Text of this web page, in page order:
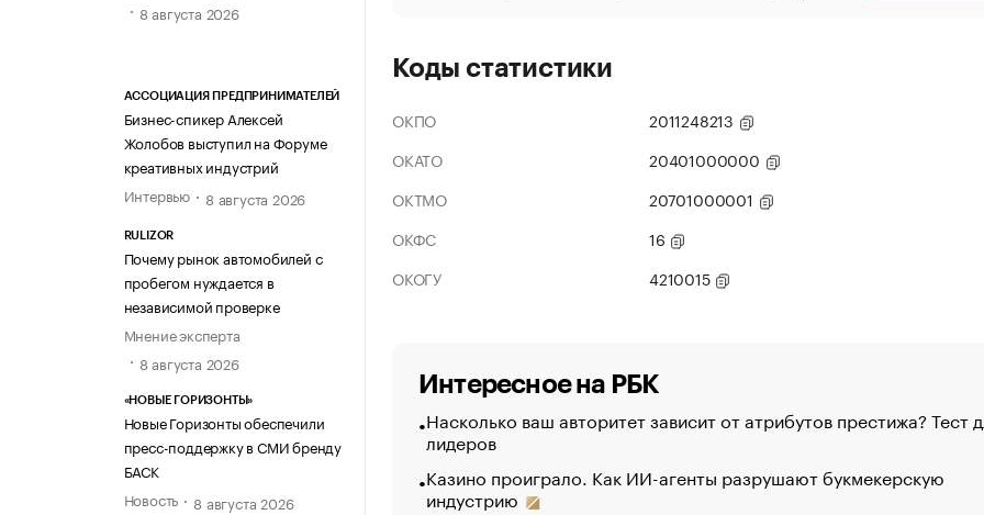
8 августа 2026
АССОЦИАЦИЯ ПРЕДПРИНИМАТЕЛЕЙ
Бизнес-спикер Алексей
Жолобов выступил на Форуме
креативных индустрий
Интервью
8 августа 2026
RULIZOR
Почему рынок автомобилей с
пробегом нуждается в
независимой проверке
Мнение эксперта
8 августа 2026
«НОВЫЕ ГОРИЗОНТЫ»
Новые Горизонты обеспечили
пресс-поддержку в СМИ бренду
БАСК
Новость
8 августа 2026
Коды статистики
ОКПО
2011248213
ОКАТО
20401000000
ОКТМО
20701000001
ОКФС
16
ОКОГУ
4210015
Интересное на РБК
Насколько ваш авторитет зависит от атрибутов престижа? Тест
лидеров
Казино проиграло. Как ИИ-агенты разрушают букмекерскую
индустрию